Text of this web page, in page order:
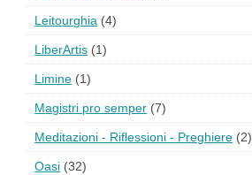
Leitourghia (4)
LiberArtis (1)
Limine (1)
Magistri pro semper (7)
Meditazioni - Riflessioni - Preghiere (2)
Oasi (32)